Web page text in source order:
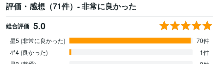
評価・感想（71件）- 非常に良かった
総合評価 5.0
星5 (非常に良かった)
70件
星4 (良かった)
1件